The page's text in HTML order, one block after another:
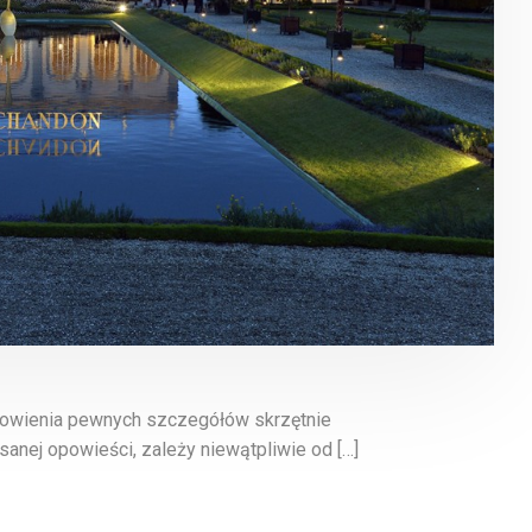
pewnych szczegółów skrzętnie
opowieści, zależy niewątpliwie od […]